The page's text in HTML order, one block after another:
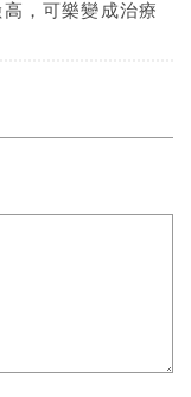
，可樂變成治療